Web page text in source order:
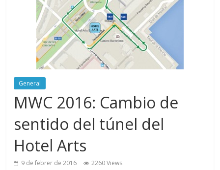
General
MWC 2016: Cambio de
sentido del túnel del
Hotel Arts
9 de febrer de 2016 2260 Views